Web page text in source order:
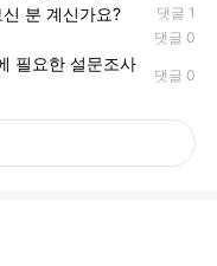
분 계신가요? 댓글 1
댓글 0
필요한 설문조사
댓글 0